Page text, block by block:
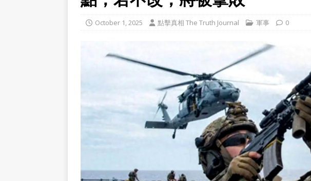
October 1, 2025 點擊真相 The Truth Journal 軍事 0